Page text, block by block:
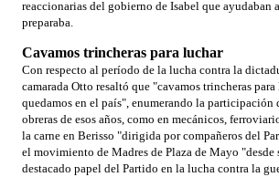
reaccionarias del gobierno de Isabel que ayudaban
preparaba.
Cavamos trincheras para luchar
Con respecto al período de la lucha contra la
camarada Otto resaltó que "cavamos trincheras
quedamos en el país", enumerando la participación
obreras de esos años, como en mecánicos,
la carne en Berisso "dirigida por compañeros del
el movimiento de Madres de Plaza de Mayo "desde
destacado papel del Partido en la lucha contra la